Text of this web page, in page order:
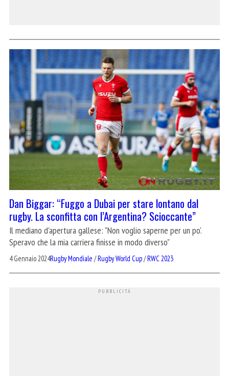
Dan Biggar: “Fuggo a Dubai per stare lontano dal
rugby. La sconfitta con l’Argentina? Scioccante”
Il mediano d'apertura gallese: "Non voglio saperne per un po'.
Speravo che la mia carriera finisse in modo diverso"
4 Gennaio 2024Rugby Mondiale /Rugby World Cup/RWC 2023